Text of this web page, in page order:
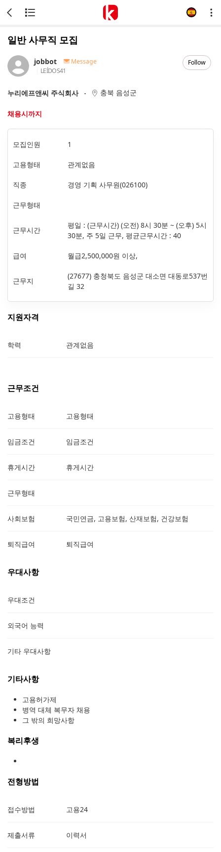
일반 사무직 모집
jobbot
Message
LEÍDOS41
Follow
누리에프앤씨 주식회사 충북 음성군
채용시까지
모집인원 1
고용형태 관계없음
직종 경영 기획 사무원(026100)
근무형태
근무시간
평일 : (근무시간) (오전) 8시 30분 ~ (오후) 5시
30분, 주 5일 근무, 평균근무시간 : 40
급여 월급2,500,000원 이상,
근무지
(27677) 충청북도 음성군 대소면 대동로537번
길 32
지원자격
학력 관계없음
근무조건
고용형태 고용형태
임금조건 임금조건
휴게시간 휴게시간
근무형태
사회보험 국민연금, 고용보험, 산재보험, 건강보험
퇴직급여 퇴직급여
우대사항
우대조건
외국어 능력
기타 우대사항
기타사항
고용허가제
병역 대체 복무자 채용
그 밖의 희망사항
복리후생
전형방법
접수방법 고용24
제출서류 이력서